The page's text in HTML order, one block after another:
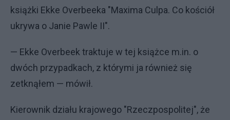
książki Ekke Overbeeka "Maxima Culpa. Co kościół
ukrywa o Janie Pawle II".
— Ekke Overbeek traktuje w tej książce m.in. o
dwóch przypadkach, z którymi ja również się
zetknąłem — mówił.
Kierownik działu krajowego "Rzeczpospolitej", że